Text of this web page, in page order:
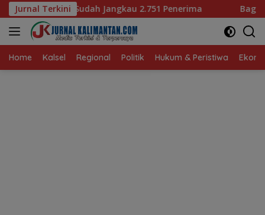
Langsung
ke
konten
Jurnal Terkini
2.751 Penerima Bagaimana KIP Hadapi
Home Kalsel Regional Politik Hukum & Peristiwa